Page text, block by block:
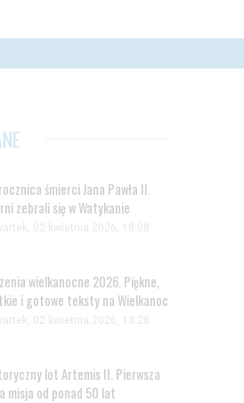
śmierci Jana Pawła II.
zebrali się w Watykanie
02 kwietnia 2026, 18:08
wielkanocne 2026. Piękne,
i gotowe teksty na Wielkanoc
02 kwietnia 2026, 13:28
lot Artemis II. Pierwsza
misja od ponad 50 lat